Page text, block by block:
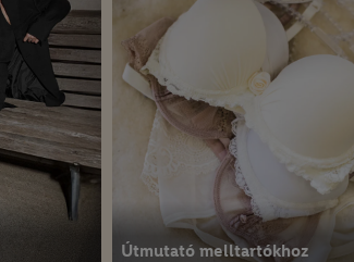
Útmutató melltartókhoz